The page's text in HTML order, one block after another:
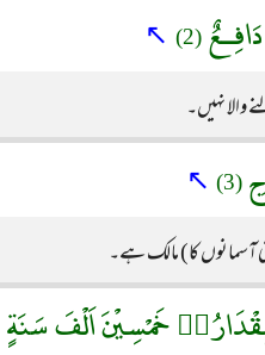
(2)
↖
والا نہیں۔
(3)
↖
آسمانوں کا) مالک ہے۔
خَمْسِيْنَ اَلْفَ سَنَةٍ